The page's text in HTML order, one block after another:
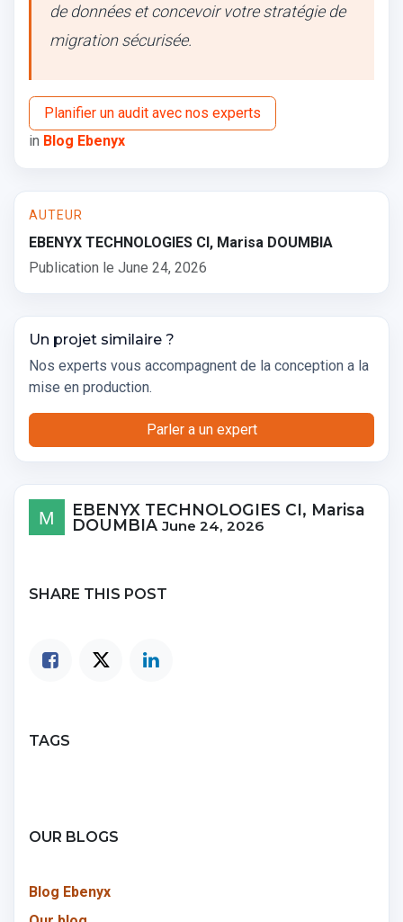
de données et concevoir votre stratégie de
migration sécurisée.
Planifier un audit avec nos experts
in Blog Ebenyx
AUTEUR
EBENYX TECHNOLOGIES CI, Marisa DOUMBIA
Publication le June 24, 2026
Un projet similaire ?
Nos experts vous accompagnent de la conception a la
mise en production.
Parler a un expert
EBENYX TECHNOLOGIES CI, Marisa
DOUMBIA June 24, 2026
SHARE THIS POST
TAGS
OUR BLOGS
Blog Ebenyx